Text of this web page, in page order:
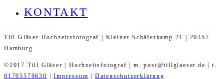
KONTAKT
Till Gläser Hochzeitsfotograf | Kleiner Schäferkamp 21 | 20357
Hamburg
©2017 Till Gläser | Hochzeitsfotograf | m. post@tillglaeser.de | t.
01705579630
|Impressum Datenschutzerklärung